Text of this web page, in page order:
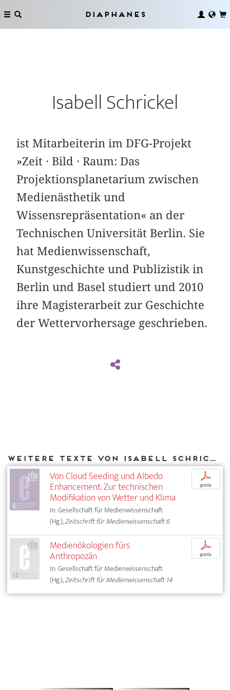
Diaphanes
Isabell Schrickel
ist Mitarbeiterin im DFG-Projekt
»Zeit · Bild · Raum: Das
Projektionsplanetarium zwischen
Medienästhetik und
Wissensrepräsentation« an der
Technischen Universität Berlin. Sie
hat Medienwissenschaft,
Kunstgeschichte und Publizistik in
Berlin und Basel studiert und 2010
ihre Magisterarbeit zur Geschichte
der Wettervorhersage geschrieben.
Weitere Texte von Isabell Schrickel bei DIAPHANES
Von Cloud Seeding und Albedo
Enhancement. Zur technischen
Modifikation von Wetter und Klima
In: Gesellschaft für Medienwissenschaft
(Hg.),Zeitschrift für Medienwissenschaft 6
p
gratis
Medienökologien fürs
Anthropozän
In: Gesellschaft für Medienwissenschaft
(Hg.),Zeitschrift für Medienwissenschaft 14
p
gratis